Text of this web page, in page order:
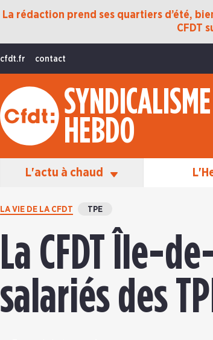
La rédaction prend ses quartiers d’été,
CFDT
cfdt.fr contact
SYNDICALISME
HEBDO
L'actu à chaud
Protection Sociale
International
La Vie De La CFDT
Les Équipes En Action
LA VIE DE LA CFDT TPE
La CFDT Île-
salariés des